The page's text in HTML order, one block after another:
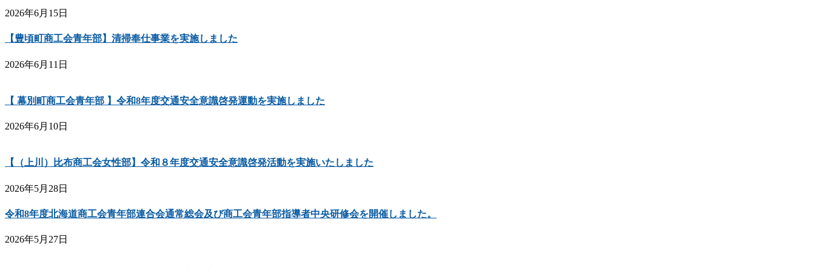
2026年6月15日
【豊頃町商工会青年部】清掃奉仕事業を実施しました
2026年6月11日
【 幕別町商工会青年部 】令和8年度交通安全意識啓発運動を実施しました
2026年6月10日
【（上川）比布商工会女性部】令和８年度交通安全意識啓発活動を実施いたしました
2026年5月28日
令和8年度北海道商工会青年部連合会通常総会及び商工会青年部指導者中央研修会を開催しました。
2026年5月27日